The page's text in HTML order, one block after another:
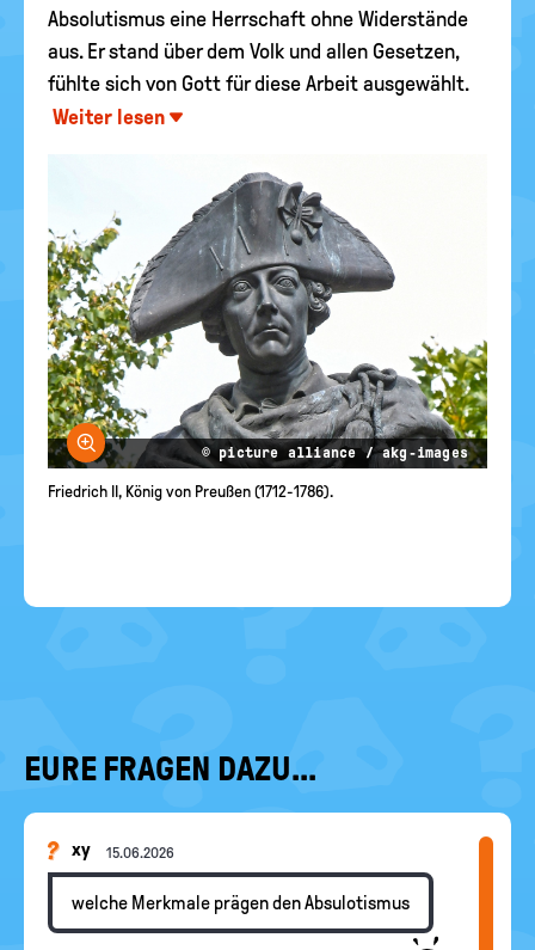
Absolutismus eine Herrschaft ohne Widerstände
aus. Er stand über dem Volk und allen Gesetzen,
fühlte sich von Gott für diese Arbeit ausgewählt.
Weiter lesen
Bild vergrößern
© picture alliance / akg-images
Friedrich II, König von Preußen (1712-1786).
EURE FRAGEN DAZU...
xy 15.06.2026
welche Merkmale prägen den Absulotismus